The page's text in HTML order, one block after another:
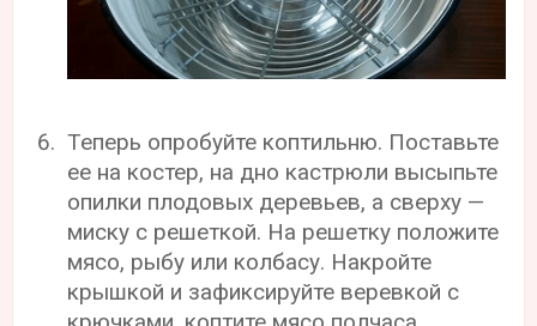
Теперь опробуйте коптильню. Поставьте
ее на костер, на дно кастрюли высыпьте
опилки плодовых деревьев, а сверху —
миску с решеткой. На решетку положите
мясо, рыбу или колбасу. Накройте
крышкой и зафиксируйте веревкой с